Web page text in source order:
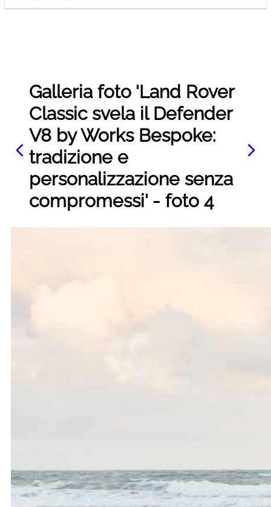
Galleria foto 'Land Rover
Classic svela il Defender
V8 by Works Bespoke:
tradizione e
personalizzazione senza
compromessi' - foto 4